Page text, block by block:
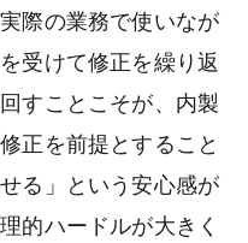
際の業務で使いなが
受けて修正を繰り返
すことこそが、内製
正を前提とすること
る」という安心感が
的ハードルが大きく